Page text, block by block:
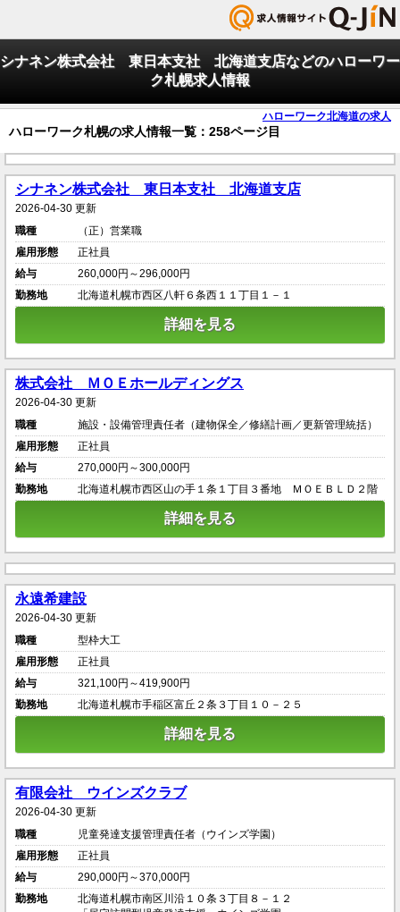
シナネン株式会社 東日本支社 北海道支店などのハローワー
ク札幌求人情報
ハローワーク北海道の求人
ハローワーク札幌の求人情報一覧：258ページ目
シナネン株式会社 東日本支社 北海道支店
2026-04-30 更新
職種
（正）営業職
雇用形態
正社員
給与
260,000円～296,000円
勤務地
北海道札幌市西区八軒６条西１１丁目１－１
詳細を見る
株式会社 ＭＯＥホールディングス
2026-04-30 更新
職種
施設・設備管理責任者（建物保全／修繕計画／更新管理統括）
雇用形態
正社員
給与
270,000円～300,000円
勤務地
北海道札幌市西区山の手１条１丁目３番地 ＭＯＥＢＬＤ２階
詳細を見る
永遠希建設
2026-04-30 更新
職種
型枠大工
雇用形態
正社員
給与
321,100円～419,900円
勤務地
北海道札幌市手稲区富丘２条３丁目１０－２５
詳細を見る
有限会社 ウインズクラブ
2026-04-30 更新
職種
児童発達支援管理責任者（ウインズ学園）
雇用形態
正社員
給与
290,000円～370,000円
勤務地
北海道札幌市南区川沿１０条３丁目８－１２